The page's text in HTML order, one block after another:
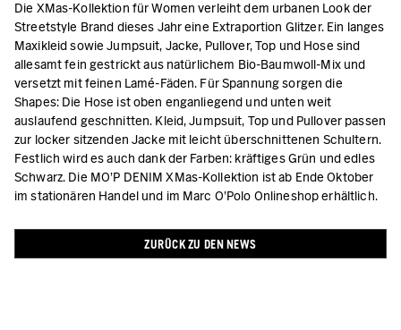
Die XMas-Kollektion für Women verleiht dem urbanen Look der
Streetstyle Brand dieses Jahr eine Extraportion Glitzer. Ein langes
Maxikleid sowie Jumpsuit, Jacke, Pullover, Top und Hose sind
allesamt fein gestrickt aus natürlichem Bio-Baumwoll-Mix und
versetzt mit feinen Lamé-Fäden. Für Spannung sorgen die
Shapes: Die Hose ist oben enganliegend und unten weit
auslaufend geschnitten. Kleid, Jumpsuit, Top und Pullover passen
zur locker sitzenden Jacke mit leicht überschnittenen Schultern.
Festlich wird es auch dank der Farben: kräftiges Grün und edles
Schwarz. Die MO’P DENIM XMas-Kollektion ist ab Ende Oktober
im stationären Handel und im Marc O’Polo Onlineshop erhältlich.
ZURÜCK ZU DEN NEWS